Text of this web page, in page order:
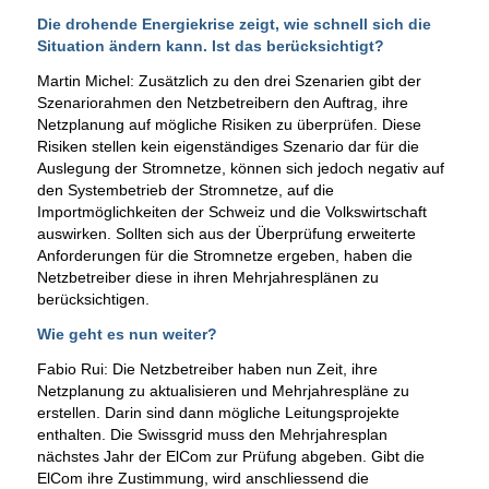
Die drohende Energiekrise zeigt, wie schnell sich die
Situation ändern kann. Ist das berücksichtigt?
Martin Michel: Zusätzlich zu den drei Szenarien gibt der
Szenariorahmen den Netzbetreibern den Auftrag, ihre
Netzplanung auf mögliche Risiken zu überprüfen. Diese
Risiken stellen kein eigenständiges Szenario dar für die
Auslegung der Stromnetze, können sich jedoch negativ auf
den Systembetrieb der Stromnetze, auf die
Importmöglichkeiten der Schweiz und die Volkswirtschaft
auswirken. Sollten sich aus der Überprüfung erweiterte
Anforderungen für die Stromnetze ergeben, haben die
Netzbetreiber diese in ihren Mehrjahresplänen zu
berücksichtigen.
Wie geht es nun weiter?
Fabio Rui: Die Netzbetreiber haben nun Zeit, ihre
Netzplanung zu aktualisieren und Mehrjahrespläne zu
erstellen. Darin sind dann mögliche Leitungsprojekte
enthalten. Die Swissgrid muss den Mehrjahresplan
nächstes Jahr der ElCom zur Prüfung abgeben. Gibt die
ElCom ihre Zustimmung, wird anschliessend die